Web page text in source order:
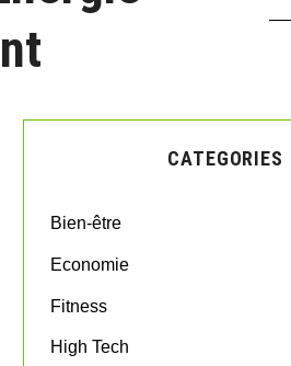
CATEGORIES
Bien-être
Economie
Fitness
High Tech